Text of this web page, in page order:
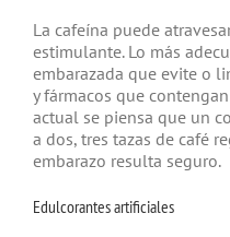
La cafeína puede
estimulante. Lo más
embarazada que evite o
y fármacos que
actual se piensa que un
a dos, tres tazas de café
embarazo resulta seguro.
Edulcorantes artificiales